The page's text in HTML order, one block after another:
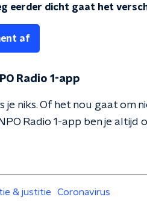
eerder dicht gaat het
af
Radio 1-app
je niks. Of het nou gaat om
Radio 1-app ben je altijd
& justitie Coronavirus